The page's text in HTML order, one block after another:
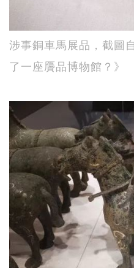
涉事銅車馬展品，截圖
了一座贗品博物館？》